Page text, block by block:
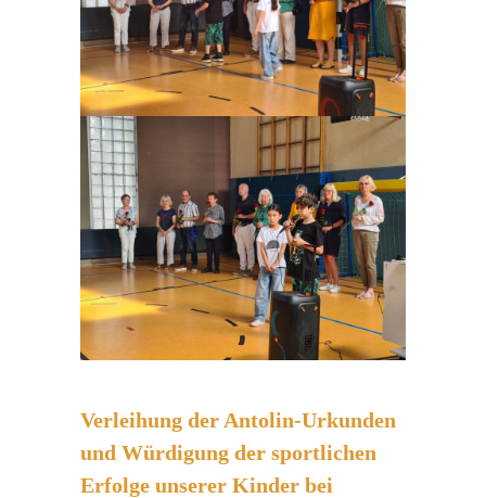
Verleihung der Antolin-Urkunden
und Würdigung der sportlichen
Erfolge unserer Kinder bei